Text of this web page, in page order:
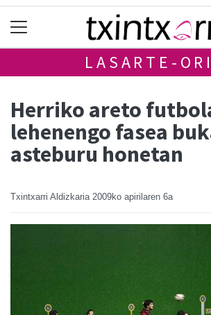
LASARTE-
Herriko areto
lehenengo fasea
asteburu honetan
Txintxarri Aldizkaria 2009ko apirilaren 6a